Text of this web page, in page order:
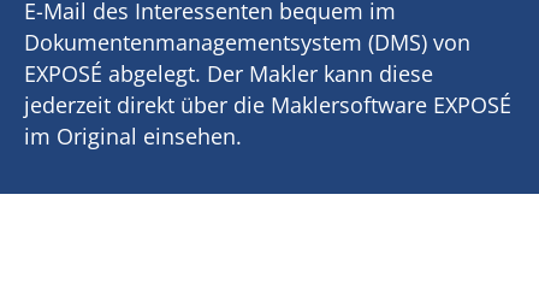
E-Mail des Interessenten bequem im
Dokumentenmanagementsystem (DMS) von
EXPOSÉ abgelegt. Der Makler kann diese
jederzeit direkt über die Maklersoftware EXPOSÉ
im Original einsehen.